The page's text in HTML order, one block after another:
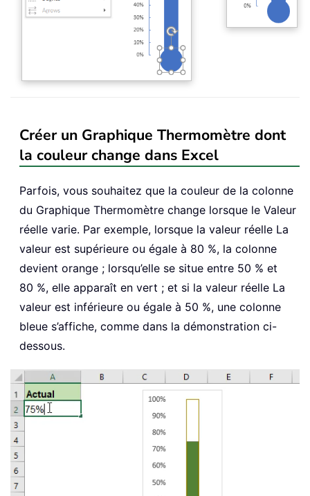
Créer un Graphique Thermomètre dont
la couleur change dans Excel
Parfois, vous souhaitez que la couleur de la colonne
du Graphique Thermomètre change lorsque le Valeur
réelle varie. Par exemple, lorsque la valeur réelle La
valeur est supérieure ou égale à 80 %, la colonne
devient orange ; lorsqu’elle se situe entre 50 % et
80 %, elle apparaît en vert ; et si la valeur réelle La
valeur est inférieure ou égale à 50 %, une colonne
bleue s’affiche, comme dans la démonstration ci-
dessous.